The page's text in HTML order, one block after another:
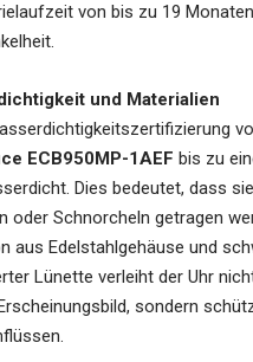
von bis zu 19
und Materialien
ECB950MP-1AEF bis zu
Dies bedeutet, dass
oder Schnorcheln getragen
aus Edelstahlgehäuse und
Lünette verleiht der Uhr
sondern